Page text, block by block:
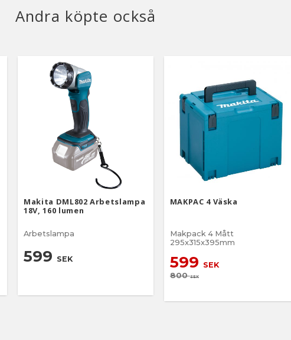
Andra köpte också
Makita DML802 Arbetslampa
18V, 160 lumen
Arbetslampa
599 SEK
MAKPAC 4 Väska
Makpack 4 Mått
295x315x395mm
599 SEK
800SEK